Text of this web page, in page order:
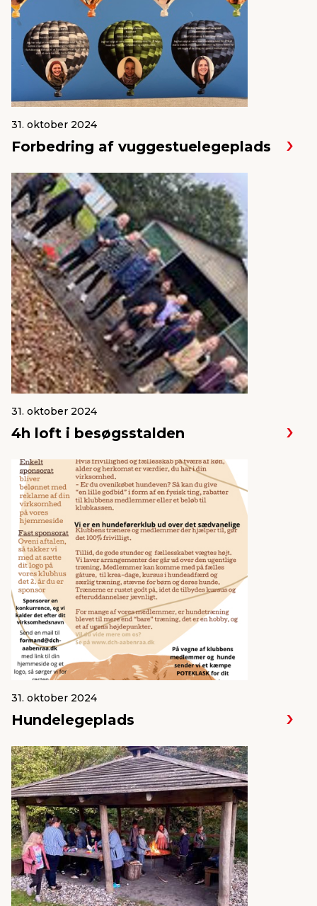
31. oktober 2024
Forbedring af vuggestuelegeplads
31. oktober 2024
4h loft i besøgsstalden
31. oktober 2024
Hundelegeplads